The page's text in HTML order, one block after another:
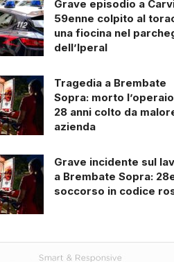
Grave episodio a
59enne colpito al
una fiocina nel
dell’Iperal
Tragedia a Brembate
Sopra: morto
28 anni colto da
azienda
Grave incidente sul
a Brembate Sopra:
soccorso in codice